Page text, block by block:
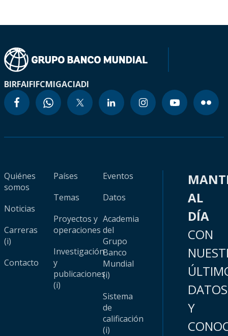
BIRFAIFIFCMIGACIADI
Quiénes
somos
Noticias
Carreras
(i)
Contacto
Países
Temas
Proyectos y
operaciones
Investigación
y
publicaciones
(i)
Eventos
Datos
Academia
del
Grupo
Banco
Mundial
(i)
Sistema
de
calificación
(i)
AL
DÍA
CON
DATOS
Y